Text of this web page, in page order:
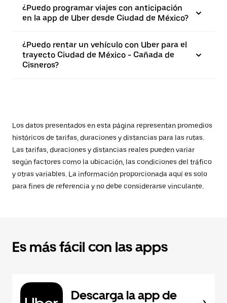
¿Puedo programar viajes con anticipación
en la app de Uber desde Ciudad de México?
¿Puedo rentar un vehículo con Uber para el
trayecto Ciudad de México - Cañada de
Cisneros?
Los datos presentados en esta página representan promedios
históricos de tarifas, duraciones y distancias para las rutas.
Las tarifas, duraciones y distancias reales pueden variar
según factores como la ubicación, las condiciones del tráfico
y otras variables. La información proporcionada aquí es solo
para fines de referencia y no debe considerarse vinculante.
Es más fácil con las apps
Descarga la app de